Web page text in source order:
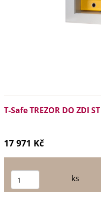
T-Safe TREZOR DO ZDI
17 971 Kč
ks